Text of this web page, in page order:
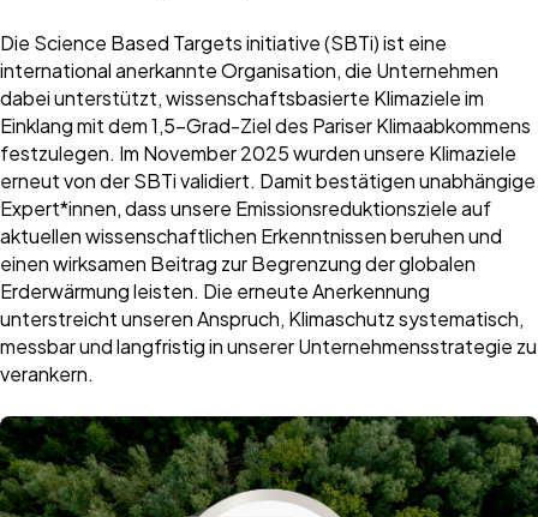
Die Science Based Targets initiative (SBTi) ist eine
international anerkannte Organisation, die Unternehmen
dabei unterstützt, wissenschaftsbasierte Klimaziele im
Einklang mit dem 1,5-Grad-Ziel des Pariser Klimaabkommens
festzulegen. Im November 2025 wurden unsere Klimaziele
erneut von der SBTi validiert. Damit bestätigen unabhängige
Expert*innen, dass unsere Emissionsreduktionsziele auf
aktuellen wissenschaftlichen Erkenntnissen beruhen und
einen wirksamen Beitrag zur Begrenzung der globalen
Erderwärmung leisten. Die erneute Anerkennung
unterstreicht unseren Anspruch, Klimaschutz systematisch,
messbar und langfristig in unserer Unternehmensstrategie zu
verankern.